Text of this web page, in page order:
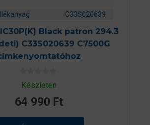
C33S020639
Black patron 294.3
C33S020639 C7500G
0
a
5
b
ő
Készleten
64 990 Ft